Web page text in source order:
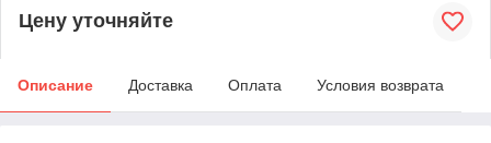
Цену уточняйте
Описание Доставка Оплата Условия возврата